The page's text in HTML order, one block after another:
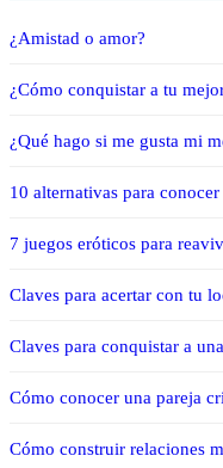
¿Amistad o amor?
¿Cómo conquistar a tu
¿Qué hago si me gusta mi
10 alternativas para conocer
7 juegos eróticos para
Claves para acertar con tu
Claves para conquistar a
Cómo conocer una pareja
Cómo construir relaciones